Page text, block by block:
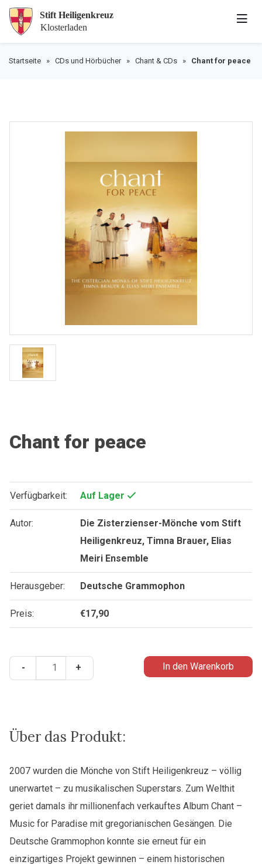
Startseite » CDs und Hörbücher» Chant & CDs » Chant for peace
Chant for peace
Verfügbarkeit: Auf Lager
Autor:
Die Zisterzienser-Mönche vom Stift
Heiligenkreuz, Timna Brauer, Elias
Meiri Ensemble
Herausgeber: Deutsche Grammophon
Preis: €17,90
-
Chant
+ In den Warenkorb
Über das Produkt:
2007 wurden die Mönche von Stift Heiligenkreuz – völlig
unerwartet – zu musikalischen Superstars. Zum Welthit
geriet damals ihr millionenfach verkauftes Album Chant –
Music for Paradise mit gregorianischen Gesängen. Die
Deutsche Grammophon konnte sie erneut für ein
einzigartiges Projekt gewinnen – einem historischen